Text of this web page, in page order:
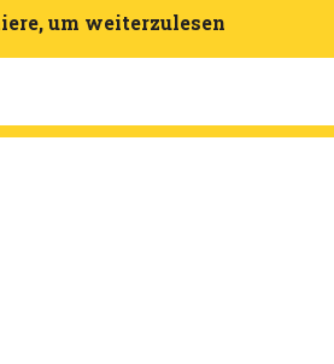
um weiterzulesen